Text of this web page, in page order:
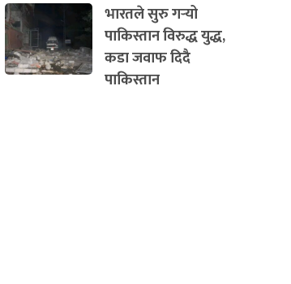
भारतले सुरु गर्‍यो
पाकिस्तान विरुद्ध युद्ध,
कडा जवाफ दिदै
पाकिस्तान